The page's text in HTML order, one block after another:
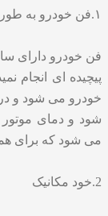
۱.فن خودرو به طور صحیح کار نمیکند
فن خودرو دارای
پیچیده ای انجام
خودرو می شود و
شود و دمای موتور
می شود که برای
2.خود مکانیک